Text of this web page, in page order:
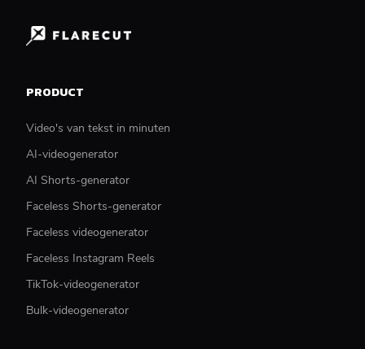
PRODUCT
Video's van tekst in minuten
AI-videogenerator
AI Shorts-generator
Faceless Shorts-generator
Faceless videogenerator
Faceless Instagram Reels
TikTok-videogenerator
Bulk-videogenerator